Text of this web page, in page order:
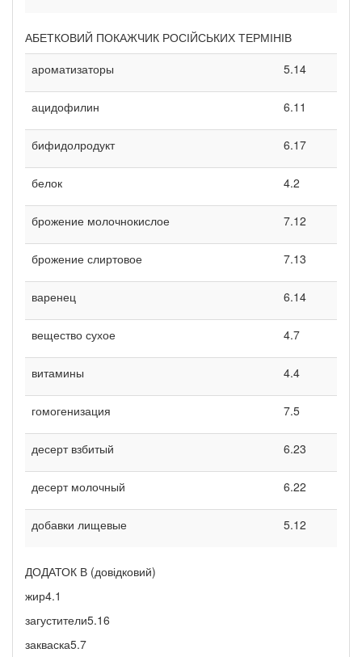
АБЕТКОВИЙ ПОКАЖЧИК РОСІЙСЬКИХ ТЕРМІНІВ
ароматизаторы
5.14
ацидофилин 6.11
бифидолродукт 6.17
белок 4.2
брожение молочнокислое 7.12
брожение слиртовое 7.13
варенец 6.14
вещество сухое 4.7
витамины 4.4
гомогенизация 7.5
десерт взбитый 6.23
десерт молочный 6.22
добавки лищевые 5.12
ДОДАТОК В (довідковий)
жир4.1
загустители5.16
закваска5.7